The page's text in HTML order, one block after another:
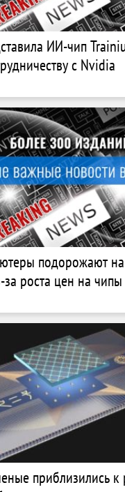
ИИ-чип
с Nvidia
подорожают
за роста цен на
приблизились